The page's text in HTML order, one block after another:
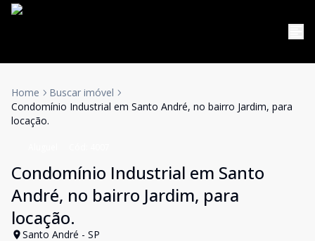
Home
Buscar imóvel
Condomínio Industrial em Santo André, no bairro Jardim, para
locação.
Condomínio Industrial em Santo
André, no bairro Jardim, para
locação.
Santo André - SP